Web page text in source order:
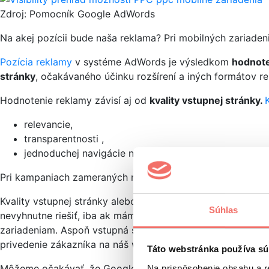
Súhlas
Táto webstránka používa
Zdroj: Pomocník Google AdWords
Na akej pozícii bude naša reklama? Pri mobilných
Pozícia reklamy v systéme AdWords je výsledkom
stránky, očakávaného účinku rozšírení a iných formátov
Hodnotenie reklamy závisí aj od kvality vstupnej stránky.
relevancie,
transparentnosti ,
jednoduchej navigácie na stránke.
Pri kampaniach zameraných na mobilné zariadenia nám
Kvality vstupnej stránky alebo tiež aj
nevyhnutne riešiť, iba ak máme hodnotenie
zariadeniam. Aspoň vstupná stránka z reklamy na náš
privedenie zákazníka na náš web, a tým lepší profit pre